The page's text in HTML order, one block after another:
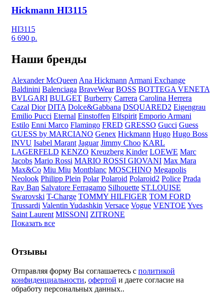
Hickmann HI3115
HI3115
6 690 р.
Наши бренды
Alexander McQueen Ana Hickmann Armani Exchange
Baldinini Balenciaga BraveWear BOSS BOTTEGA VENETA
BVLGARI BULGET Burberry Carrera Carolina Herrera
Cazal Dior DITA Dolce&Gabbana DSQUARED2 Eigengrau
Emilio Pucci Eternal Einstoffen Elfspirit Emporio Armani
Estilo Enni Marco Flamingo FRED GRESSO Gucci Guess
GUESS by MARCIANO Genex Hickmann Hugo Hugo Boss
INVU Isabel Marant Jaguar Jimmy Choo KARL
LAGERFELD KENZO Kreuzberg Kinder LOEWE Marc
Jacobs Mario Rossi MARIO ROSSI GIOVANI Max Mara
Max&Co Miu Miu Montblanc MOSCHINO Megapolis
Neolook Philipp Plein Polar Polaroid Polaroid2 Police Prada
Ray Ban Salvatore Ferragamo Silhouette ST.LOUISE
Swarovski T-Charge TOMMY HILFIGER TOM FORD
Trussardi Valentin Yudashkin Versace Vogue VENTOE Yves
Saint Laurent MISSONI ZITRONE
Показать все
Отзывы
Отправляя форму Вы соглашаетесь с политикой
конфиденциальности, офертой и даете согласие на
обработу персональных данных..